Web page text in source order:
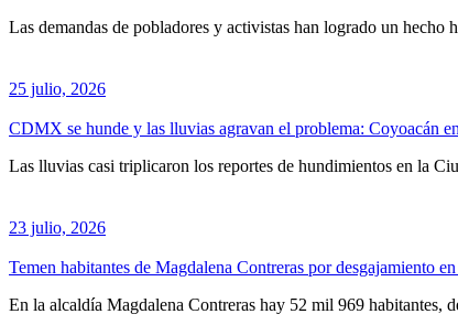
Las demandas de pobladores y activistas han logrado un hecho
25 julio, 2026
CDMX se hunde y las lluvias agravan el problema: Coyoacán
Las lluvias casi triplicaron los reportes de hundimientos en la
23 julio, 2026
Temen habitantes de Magdalena Contreras por desgajamiento
En la alcaldía Magdalena Contreras hay 52 mil 969 habitantes,